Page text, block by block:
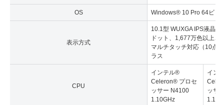
OS Windows® 10 Pro 64ビッ
表示方式
10.1型 WUXGA IPS液晶
ドット、1,677万色以上、
マルチタッチ対応（10点
ラス
CPU
インテル®
Celeron® プロセ
ッサー N4100
1.10GHz
イン
ッサ